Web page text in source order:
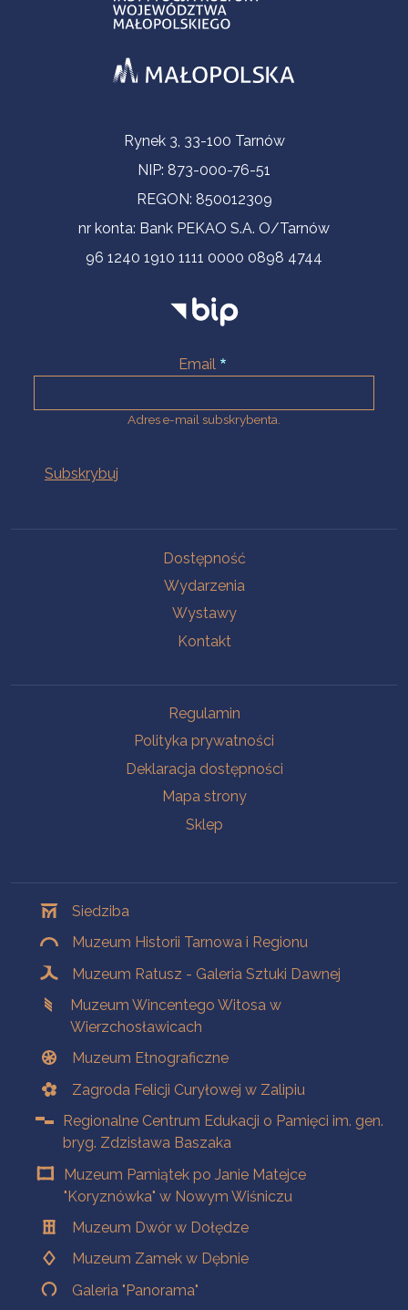
Informacje kontaktoweRynek 3, 33-100 Tarnów
NIP: 873-000-76-51
REGON: 850012309
nr konta: Bank PEKAO S.A. O/Tarnów
96 1240 1910 1111 0000 0898 4744
Email
Adres e-mail subskrybenta.
Dostępność
Wydarzenia
Wystawy
Kontakt
Regulamin
Polityka prywatności
Deklaracja dostępności
Mapa strony
Sklep
Siedziba
Muzeum Historii Tarnowa i Regionu
Muzeum Ratusz - Galeria Sztuki Dawnej
Muzeum Wincentego Witosa w
Wierzchosławicach
Muzeum Etnograficzne
Zagroda Felicji Curyłowej w Zalipiu
Regionalne Centrum Edukacji o Pamięci im. gen.
bryg. Zdzisława Baszaka
Muzeum Pamiątek po Janie Matejce
"Koryznówka" w Nowym Wiśniczu
Muzeum Dwór w Dołędze
Muzeum Zamek w Dębnie
Galeria "Panorama"